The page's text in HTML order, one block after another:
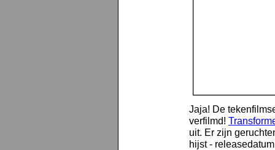
Jaja! De
verfilmd!
uit. Er zijn
hijst -